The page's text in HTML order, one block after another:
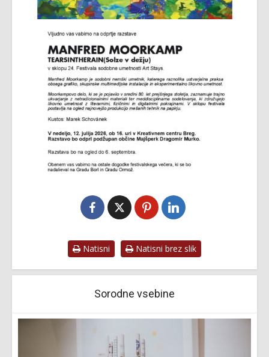
Natisni Natisni brez slik
Sorodne vsebine